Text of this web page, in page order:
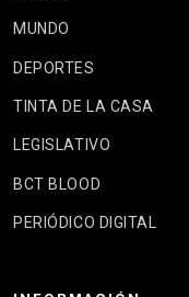
MUNDO
DEPORTES
TINTA DE LA CASA
LEGISLATIVO
BCT BLOOD
PERIÓDICO DIGITAL